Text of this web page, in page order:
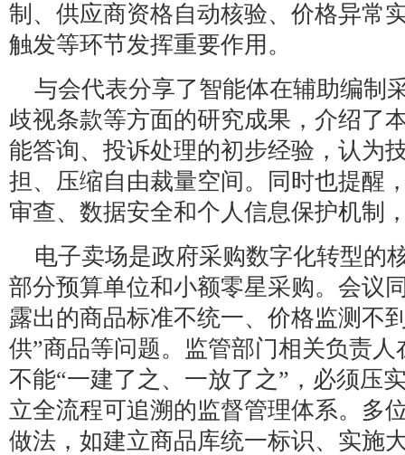
制、供应商资格自动核验、价格异常
触发等环节发挥重要作用。
与会代表分享了智能体在辅助编制
歧视条款等方面的研究成果，介绍了
能答询、投诉处理的初步经验，认为
担、压缩自由裁量空间。同时也提醒
审查、数据安全和个人信息保护机制
电子卖场是政府采购数字化转型的
部分预算单位和小额零星采购。会议
露出的商品标准不统一、价格监测不
供”商品等问题。监管部门相关负责
不能“一建了之、一放了之”，必须压
立全流程可追溯的监督管理体系。多
做法，如建立商品库统一标识、实施